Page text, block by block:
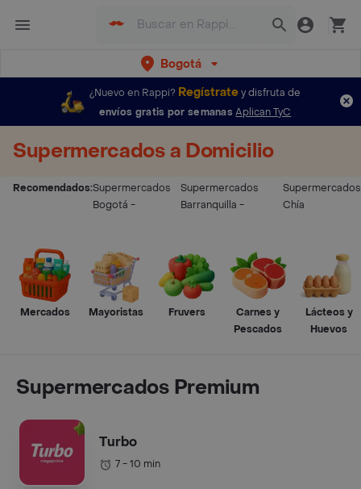
Bogotá
¿Nuevo en Rappi? Regístratey disfruta de
envíos gratis por semanas Aplican TyC
Supermercados a Domicilio
Recomendados:Supermercados
Bogotá -
Supermercados
Barranquilla -
Supermercados
Chía
Mercados Mayoristas Fruvers
Carnes y
Pescados
Lácteos y
Huevos
Supermercados Premium
Turbo
7 - 10 min